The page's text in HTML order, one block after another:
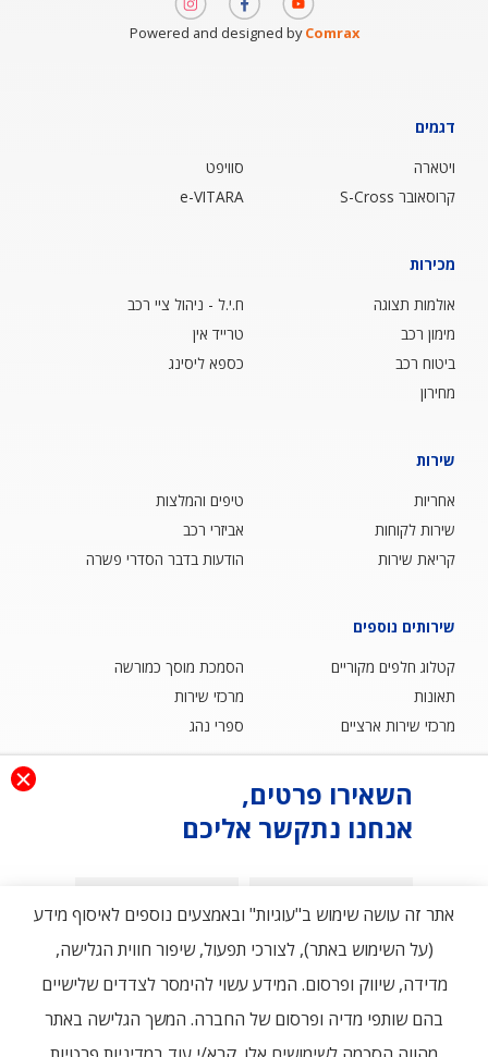
דגמים
ויטארה
סוויפט
קרוסאובר S-Cross
e-VITARA
מכירות
אולמות תצוגה
ח.י.ל - ניהול ציי רכב
מימון רכב
טרייד אין
ביטוח רכב
כספא ליסינג
מחירון
שירות
אחריות
טיפים והמלצות
שירות לקוחות
אביזרי רכב
קריאת שירות
הודעות בדבר הסדרי פשרה
שירותים נוספים
קטלוג חלפים מקוריים
הסמכת מוסך כמורשה
תאונות
מרכזי שירות
מרכזי שירות ארציים
ספרי נהג
שאלות ותשובות
צור קשר
Powered and designed byComrax
אתר זה עושה שימוש ב"עוגיות" ובאמצעים נוספים לאיסוף מידע
(על השימוש באתר), לצורכי תפעול, שיפור חווית הגלישה,
מדידה, שיווק ופרסום. המידע עשוי להימסר לצדדים שלישיים
בהם שותפי מדיה ופרסום של החברה. המשך הגלישה באתר
השאירו פרטים,
אנחנו נתקשר אליכם
טלפון
דוא"ל